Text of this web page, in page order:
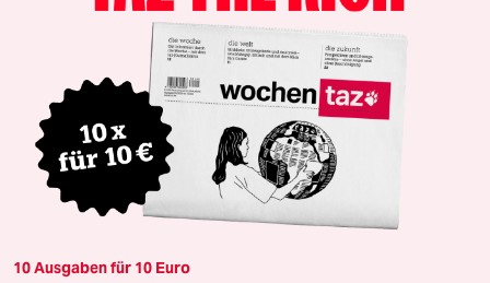
10 Ausgaben für 10 Euro